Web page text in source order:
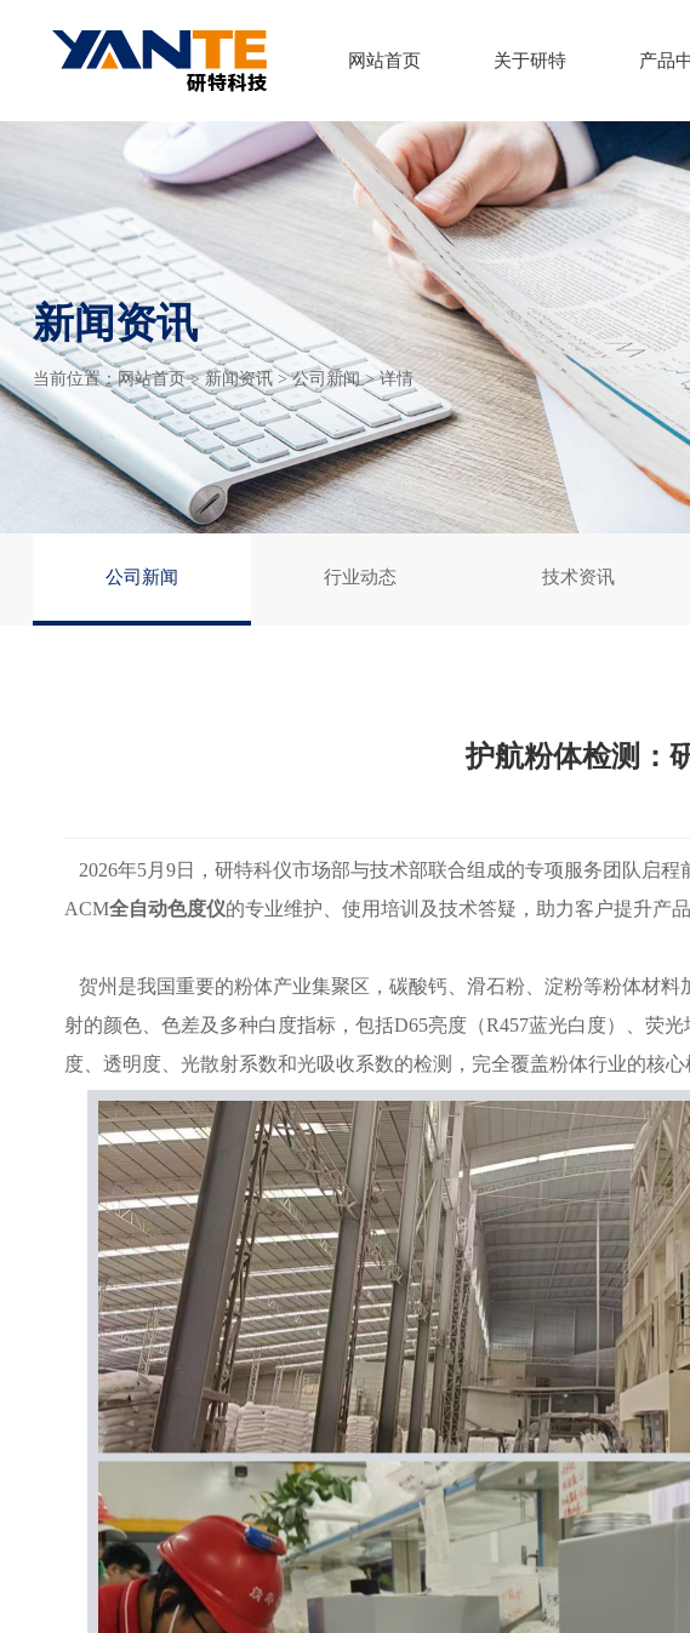
网站首页 关于研特 产品
新闻资讯
当前位置：网站首页>新闻资讯>公司新闻> 详情
公司新闻 行业动态 技术资讯
护航粉体检测：
2026年5月9日，研特科仪市场部与技术部联合组成的专项服务团队启
ACM全自动色度仪的专业维护、使用培训及技术答疑，助力客户提升产
贺州是我国重要的粉体产业集聚区，碳酸钙、滑石粉、淀粉等粉体材
射的颜色、色差及多种白度指标，包括D65亮度（R457蓝光白度）、荧
度、透明度、光散射系数和光吸收系数的检测，完全覆盖粉体行业的核心